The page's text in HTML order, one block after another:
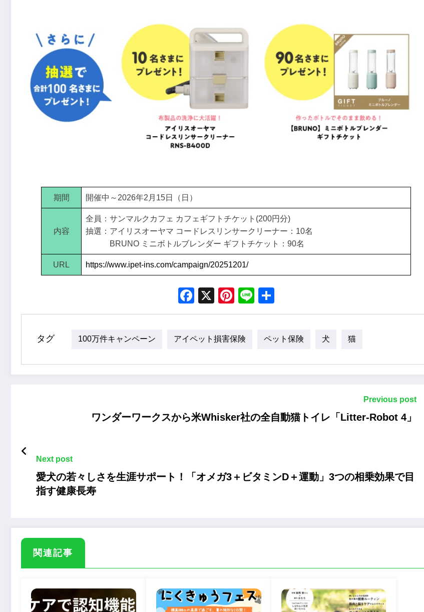
期間 開催中～2026年2月15日（日）
内容
全員：サンマルクカフェ カフェギフトチケット(200円分)
抽選：アイリスオーヤマ コードレスリンサークリーナー：10名
BRUNO ミニボトルブレンダー ギフトチケット：90名
URL https://www.ipet-ins.com/campaign/20251201/
Facebook
X Pinterest
Line
タグ 100万件キャンペーン アイペット損害保険 ペット保険 犬 猫
Previous post
ワンダーワークスから米Whisker社の全自動猫トイレ「Litter-Robot 4」
Next post
愛犬の若々しさを生涯サポート！「オメガ3＋ビタミンD＋運動」3つの相乗効果で目
指す健康長寿
関連記事